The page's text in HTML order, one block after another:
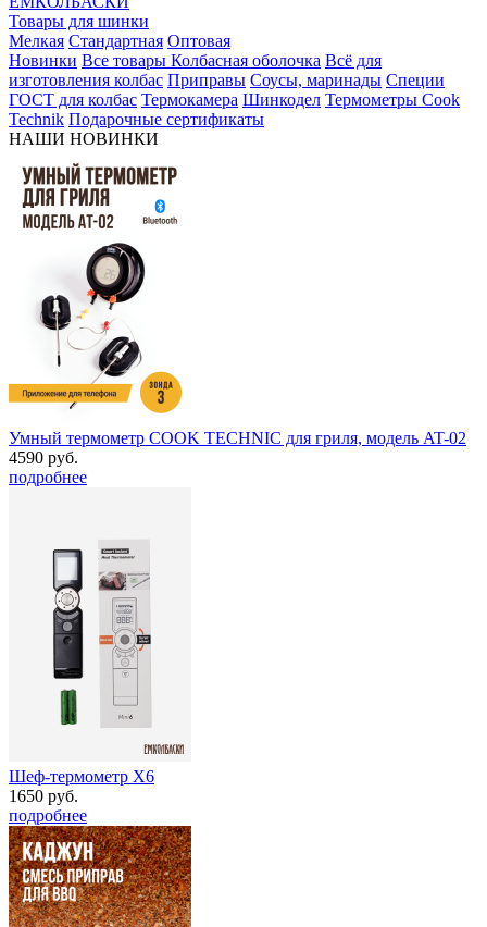
Товары для шинки
Мелкая Стандартная Оптовая
Новинки Все товары Колбасная оболочка Всё для
изготовления колбас Приправы Соусы, маринады Специи
ГОСТ для колбас Термокамера Шинкодел Термометры Cook
Technik Подарочные сертификаты
НАШИ НОВИНКИ
Умный термометр COOK TECHNIC для гриля, модель AT-02
4590 руб.
подробнее
Шеф-термометр Х6
1650 руб.
подробнее